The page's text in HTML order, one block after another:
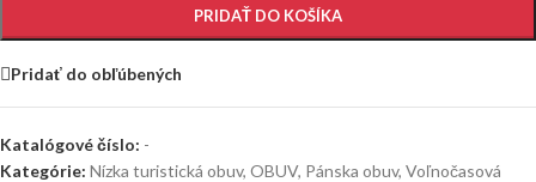
PRIDAŤ DO KOŠÍKA
Pridať do obľúbených
Katalógové číslo: -
Kategórie: Nízka turistická obuv, OBUV, Pánska obuv, Voľnočasová